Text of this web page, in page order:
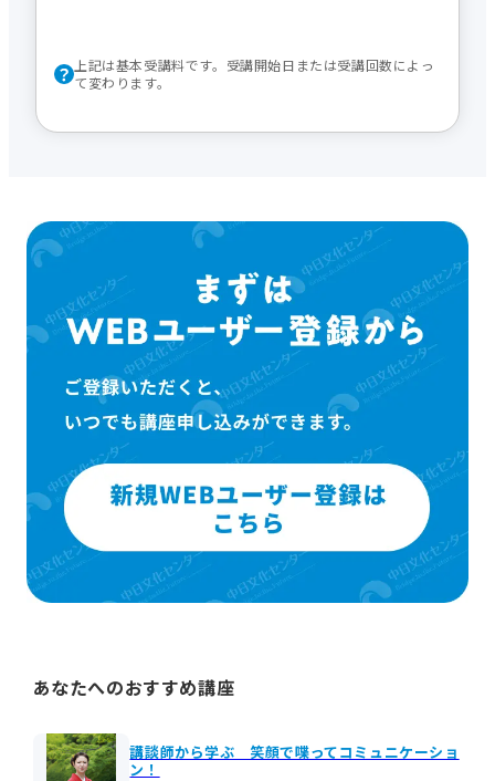
上記は基本受講料です。受講開始日または受講回数によっ
て変わります。
あなたへのおすすめ講座
講談師から学ぶ 笑顔で喋ってコミュニケーショ
ン！